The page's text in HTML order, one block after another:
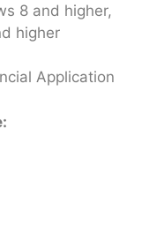
8 and higher,
higher
Application